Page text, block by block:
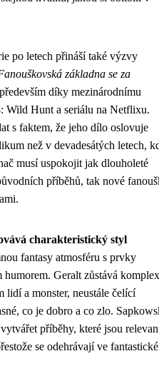
po letech přináší také výzvy
základna se za
díky mezinárodnímu
Wild Hunt a seriálu na Netflixu.
s faktem, že jeho dílo oslovuje
než v devadesátých letech,
musí uspokojit jak dlouholeté
příběhů, tak nové
charakteristický styl
fantasy atmosféru s prvky
Geralt zůstává
lidí a monster, neustále čelící
co je dobro a co zlo.
příběhy, které jsou
se odehrávají ve